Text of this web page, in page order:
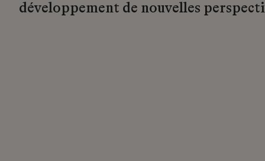
développement de nouvelles